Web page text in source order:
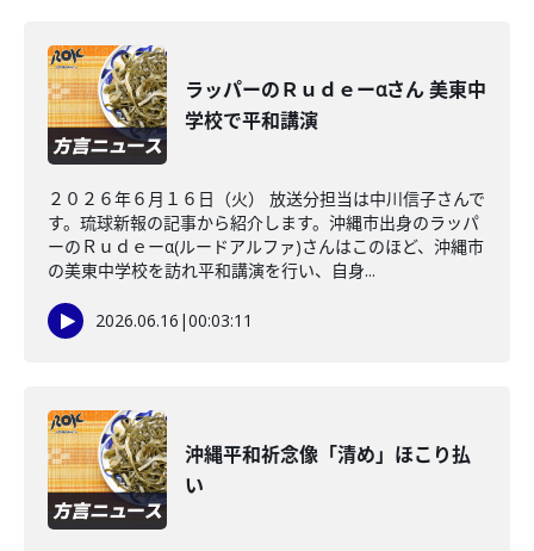
ラッパーのＲｕｄｅーαさん 美東中
学校で平和講演
２０２６年６月１６日（火） 放送分担当は中川信子さんで
す。琉球新報の記事から紹介します。沖縄市出身のラッパ
ーのＲｕｄｅーα(ルードアルファ)さんはこのほど、沖縄市
の美東中学校を訪れ平和講演を行い、自身...
2026.06.16 |00:03:11
沖縄平和祈念像「清め」ほこり払
い